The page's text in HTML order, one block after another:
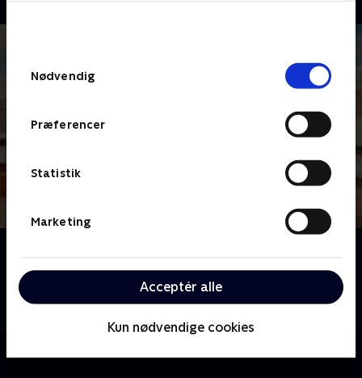
Nødvendig
Præferencer
Statistik
Marketing
Acceptér alle
Kun nødvendige cookies
Meyerheim og hans panel af kendte danskere er klar
til at dele generøst ud af erfaringer og anekdoter for
at hjælpe danskerne med deres dilemmaer.